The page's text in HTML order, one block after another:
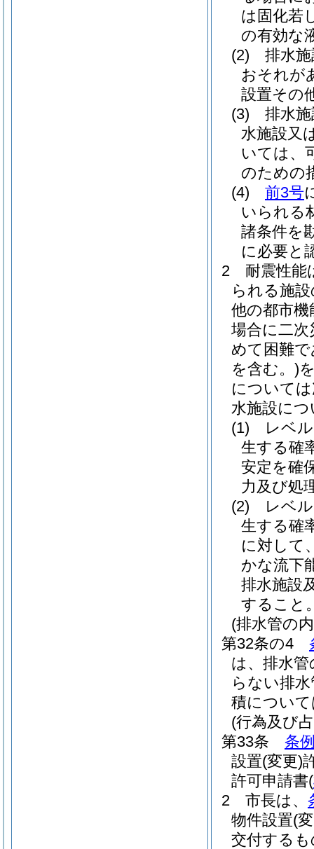
は固化若
の有効な
(2)
排水
おそれが
設置その
(3)
排水
水施設又
いては、
のための
(4)
前3号
いられる
諸条件を
に必要と
2
耐震性能
られる施
他の都市
場合に二
めて困難
を含む。)
について
水施設に
(1)
レベ
生する確
安定を確
力及び処
(2)
レベ
生する確
に対して
かな流下
排水施設
すること
(排水管の
第32条の4
は、排水
らない排
積につい
(行為及び
第33条
条
設置(変更)
許可申請書(
2
市長は、
物件設置(
交付する